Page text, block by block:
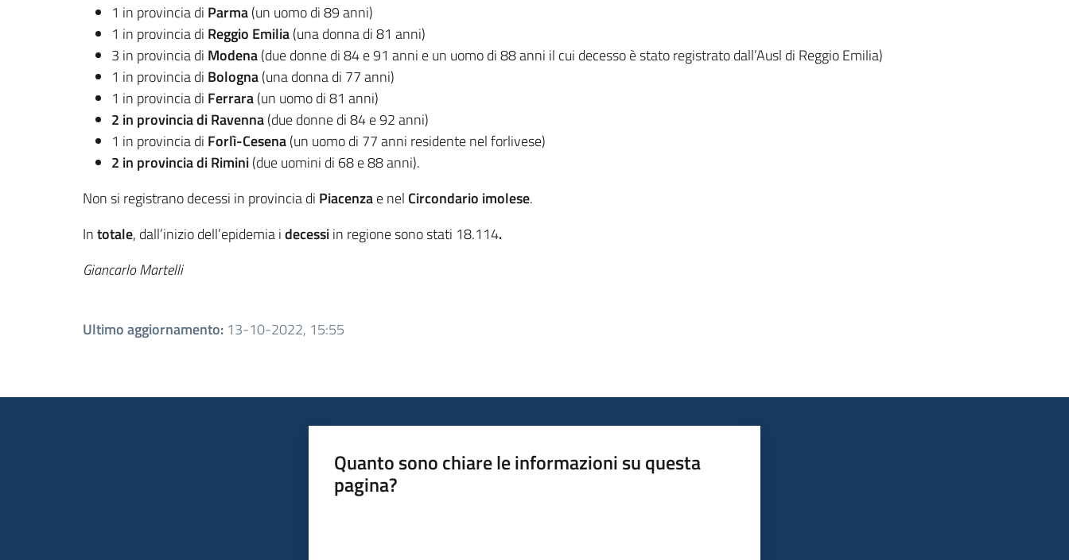
1 in provincia di Parma(un uomo di 89 anni)
1 in provincia di Reggio Emilia(una donna di 81 anni)
3 in provincia di Modena(due donne di 84 e 91 anni e un uomo di 88 anni il cui decesso è stato registrato dall’Ausl di Reggio Emilia)
1 in provincia di Bologna(una donna di 77 anni)
1 in provincia di Ferrara(un uomo di 81 anni)
2 in provincia di Ravenna(due donne di 84 e 92 anni)
1 in provincia di Forlì-Cesena(un uomo di 77 anni residente nel forlivese)
2 in provincia di Rimini(due uomini di 68 e 88 anni).
Non si registrano decessi in provincia di Piacenzae nel Circondario imolese.
Intotale, dall’inizio dell’epidemia idecessiin regione sono stati 18.114.
Giancarlo Martelli
Ultimo aggiornamento: 13-10-2022, 15:55
Quanto sono chiare le informazioni su questa
pagina?